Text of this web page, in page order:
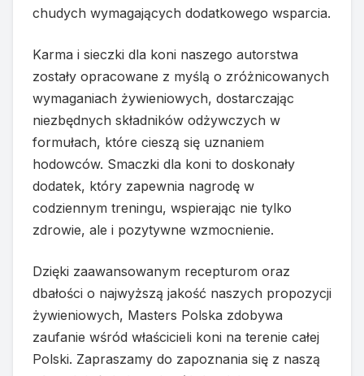
chudych wymagających dodatkowego wsparcia.
Karma i sieczki dla koni naszego autorstwa
zostały opracowane z myślą o zróżnicowanych
wymaganiach żywieniowych, dostarczając
niezbędnych składników odżywczych w
formułach, które cieszą się uznaniem
hodowców. Smaczki dla koni to doskonały
dodatek, który zapewnia nagrodę w
codziennym treningu, wspierając nie tylko
zdrowie, ale i pozytywne wzmocnienie.
Dzięki zaawansowanym recepturom oraz
dbałości o najwyższą jakość naszych propozycji
żywieniowych, Masters Polska zdobywa
zaufanie wśród właścicieli koni na terenie całej
Polski. Zapraszamy do zapoznania się z naszą